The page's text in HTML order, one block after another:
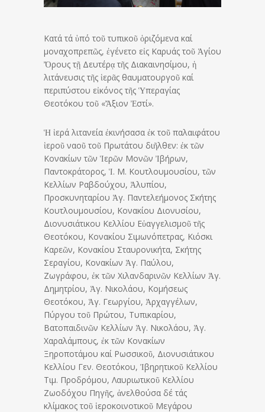
Κατά τά ὑπό τοῦ τυπικοῦ ὁριζόμενα καί
μοναχοπρεπῶς, ἐγένετο εἰς Καρυάς τοῦ Ἁγίου
Ὄρους τῇ Δευτέρᾳ τῆς Διακαινησίμου, ἡ
λιτάνευσις τῆς ἱερᾶς θαυματουργοῦ καί
περιπύστου εἰκόνος τῆς Ὑπεραγίας
Θεοτόκου τοῦ «Ἄξιον Ἐστί».
Ἡ ἱερά λιτανεία ἐκινήσασα ἐκ τοῦ παλαιφάτου
ἱεροῦ ναοῦ τοῦ Πρωτάτου διῆλθεν: ἐκ τῶν
Κονακίων τῶν Ἱερῶν Μονῶν Ἰβήρων,
Παντοκράτορος, Ἱ. Μ. Κουτλουμουσίου, τῶν
Κελλίων Ραβδούχου, Ἀλυπίου,
Προσκυνηταρίου Ἁγ. Παντελεήμονος Σκήτης
Κουτλουμουσίου, Κονακίου Διονυσίου,
Διονυσιάτικου Κελλίου Εὐαγγελισμοῦ τῆς
Θεοτόκου, Κονακίου Σιμωνόπετρας, Κιόσκι
Καρεῶν, Κονακίου Σταυρονικήτα, Σκήτης
Σεραγίου, Κονακίων Ἁγ. Παύλου,
Ζωγράφου, ἐκ τῶν Χιλανδαρινῶν Κελλίων Ἁγ.
Δημητρίου, Ἁγ. Νικολάου, Κομήσεως
Θεοτόκου, Ἁγ. Γεωργίου, Ἀρχαγγέλων,
Πύργου τοῦ Πρώτου, Τυπικαρίου,
Βατοπαιδινῶν Κελλίων Ἁγ. Νικολάου, Ἁγ.
Χαραλάμπους, ἐκ τῶν Κονακίων
Ξηροποτάμου καί Ρωσσικοῦ, Διονυσιάτικου
Κελλίου Γεν. Θεοτόκου, Ἰβηρητικοῦ Κελλίου
Τιμ. Προδρόμου, Λαυριωτικοῦ Κελλίου
Ζωοδόχου Πηγῆς, ἀνελθούσα δέ τάς
κλίμακος τοῦ ἱεροκοινοτικοῦ Μεγάρου